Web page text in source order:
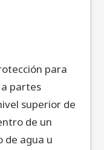
para
partes
superior de
de un
de agua u